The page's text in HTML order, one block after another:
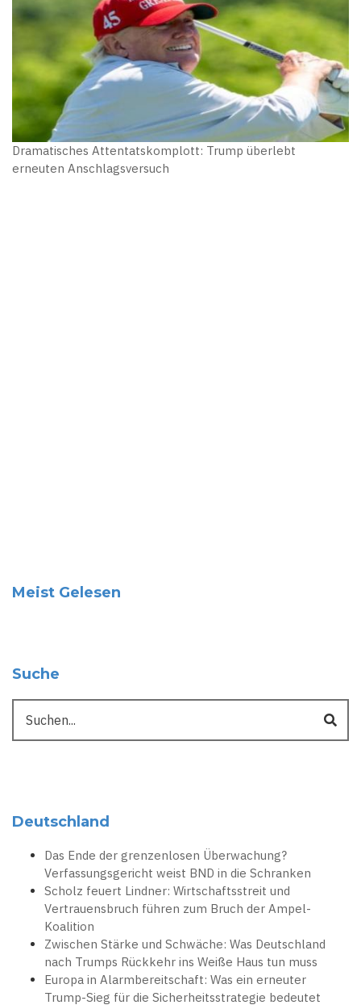
Dramatisches Attentatskomplott: Trump überlebt
erneuten Anschlagsversuch
Meist Gelesen
Suche
Deutschland
Das Ende der grenzenlosen Überwachung?
Verfassungsgericht weist BND in die Schranken
Scholz feuert Lindner: Wirtschaftsstreit und
Vertrauensbruch führen zum Bruch der Ampel-
Koalition
Zwischen Stärke und Schwäche: Was Deutschland
nach Trumps Rückkehr ins Weiße Haus tun muss
Europa in Alarmbereitschaft: Was ein erneuter
Trump-Sieg für die Sicherheitsstrategie bedeutet